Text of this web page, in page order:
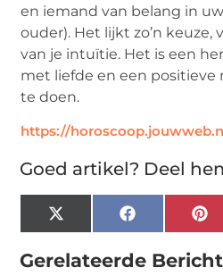
en iemand van belang in
ouder). Het lijkt zo’n keuze,
van je intuïtie. Het is een
met liefde en een
te doen.
https://
Goed artikel? Deel
X
(Twitter)
Facebook
Gerelateerde